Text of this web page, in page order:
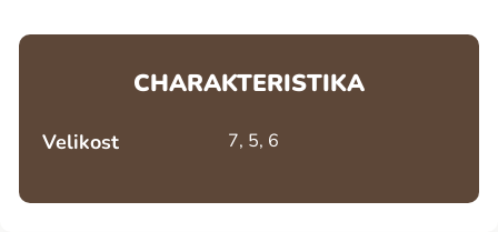
CHARAKTERISTIKA
Velikost 7, 5, 6